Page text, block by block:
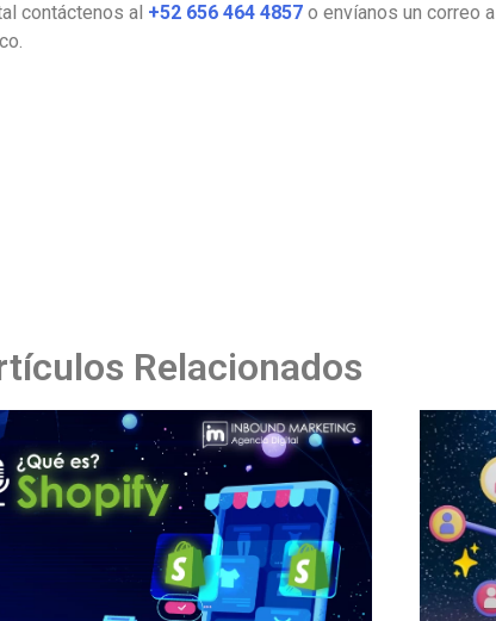
contáctenos al +52 656 464 4857 o envíanos un correo a
Relacionados